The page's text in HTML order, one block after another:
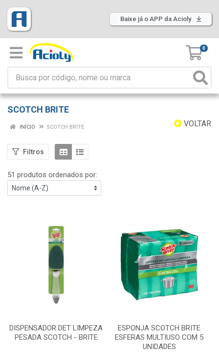
Baixe já o APP da Acioly
0
SCOTCH BRITE
VOLTAR
INÍCIO SCOTCH BRITE
Filtros
51 produtos ordenados por:
DISPENSADOR DET LIMPEZA
PESADA SCOTCH - BRITE
ESPONJA SCOTCH BRITE
ESFERAS MULTIUSO COM 5
UNIDADES